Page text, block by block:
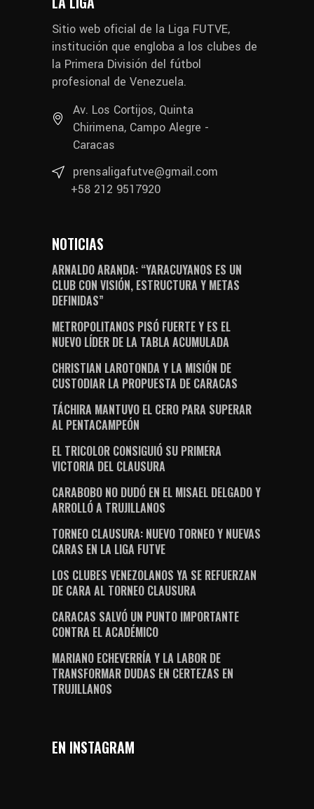
Sitio web oficial de la Liga FUTVE,
institución que engloba a los clubes de
la Primera División del fútbol
profesional de Venezuela.
Av. Los Cortijos, Quinta
Chirimena, Campo Alegre -
Caracas
prensaligafutve@gmail.com
+58 212 9517920
NOTICIAS
ARNALDO ARANDA: “YARACUYANOS ES UN
CLUB CON VISIÓN, ESTRUCTURA Y METAS
DEFINIDAS”
METROPOLITANOS PISÓ FUERTE Y ES EL
NUEVO LÍDER DE LA TABLA ACUMULADA
CHRISTIAN LAROTONDA Y LA MISIÓN DE
CUSTODIAR LA PROPUESTA DE CARACAS
TÁCHIRA MANTUVO EL CERO PARA SUPERAR
AL PENTACAMPEÓN
EL TRICOLOR CONSIGUIÓ SU PRIMERA
VICTORIA DEL CLAUSURA
CARABOBO NO DUDÓ EN EL MISAEL DELGADO Y
ARROLLÓ A TRUJILLANOS
TORNEO CLAUSURA: NUEVO TORNEO Y NUEVAS
CARAS EN LA LIGA FUTVE
LOS CLUBES VENEZOLANOS YA SE REFUERZAN
DE CARA AL TORNEO CLAUSURA
CARACAS SALVÓ UN PUNTO IMPORTANTE
CONTRA EL ACADÉMICO
MARIANO ECHEVERRÍA Y LA LABOR DE
TRANSFORMAR DUDAS EN CERTEZAS EN
TRUJILLANOS
EN INSTAGRAM